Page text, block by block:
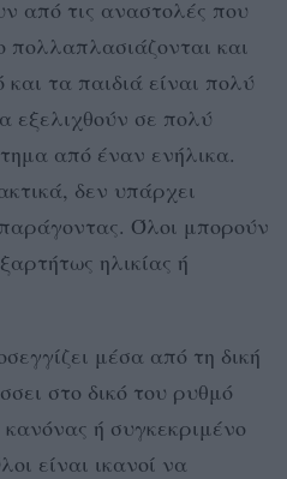
από τις αναστολές που
πολλαπλασιάζονται και
τα παιδιά είναι πολύ
εξελιχθούν σε πολύ
από έναν ενήλικα.
δεν υπάρχει
Όλοι μπορούν
ηλικίας ή
μέσα από τη δική
στο δικό του ρυθμό
ή συγκεκριμένο
είναι ικανοί να